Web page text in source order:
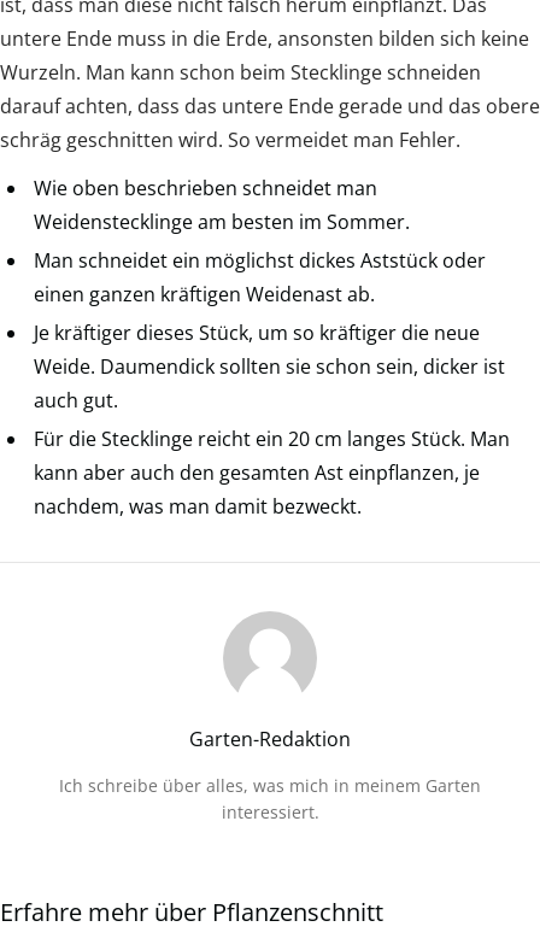
untere Ende muss in die Erde, ansonsten bilden sich keine
Wurzeln. Man kann schon beim Stecklinge schneiden
darauf achten, dass das untere Ende gerade und das obere
schräg geschnitten wird. So vermeidet man Fehler.
Wie oben beschrieben schneidet man
Weidenstecklinge am besten im Sommer.
Man schneidet ein möglichst dickes Aststück oder
einen ganzen kräftigen Weidenast ab.
Je kräftiger dieses Stück, um so kräftiger die neue
Weide. Daumendick sollten sie schon sein, dicker ist
auch gut.
Für die Stecklinge reicht ein 20 cm langes Stück. Man
kann aber auch den gesamten Ast einpflanzen, je
nachdem, was man damit bezweckt.
Garten-Redaktion
Ich schreibe über alles, was mich in meinem Garten
interessiert.
Erfahre mehr über Pflanzenschnitt